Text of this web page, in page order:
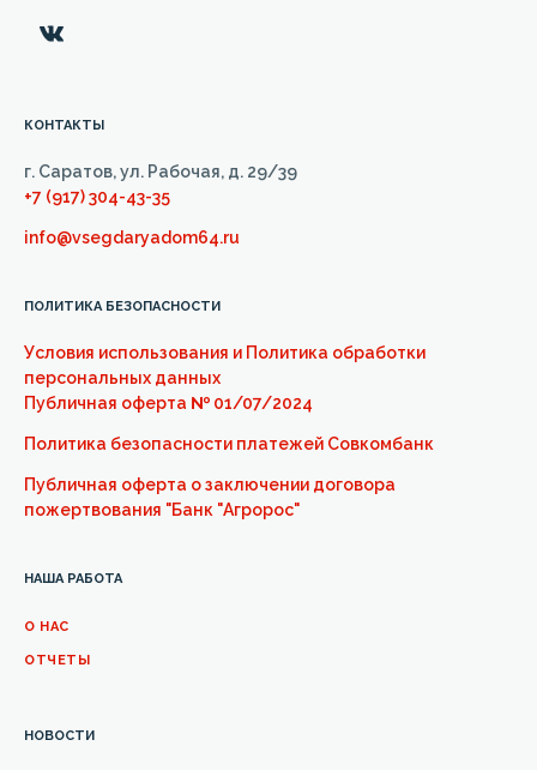
КОНТАКТЫ
г. Саратов, ул. Рабочая, д. 29/39
+7 (917) 304-43-35
info@vsegdaryadom64.ru
НАША РАБОТА
О НАС
ОТЧЕТЫ
НОВОСТИ
ПОЛИТИКА БЕЗОПАСНОСТИ
Условия использования и Политика обработки
персональных данных
Публичная оферта № 01/07/2024
Политика безопасности платежей Совкомбанк
Публичная оферта о заключении договора
пожертвования "Банк "Агророс"